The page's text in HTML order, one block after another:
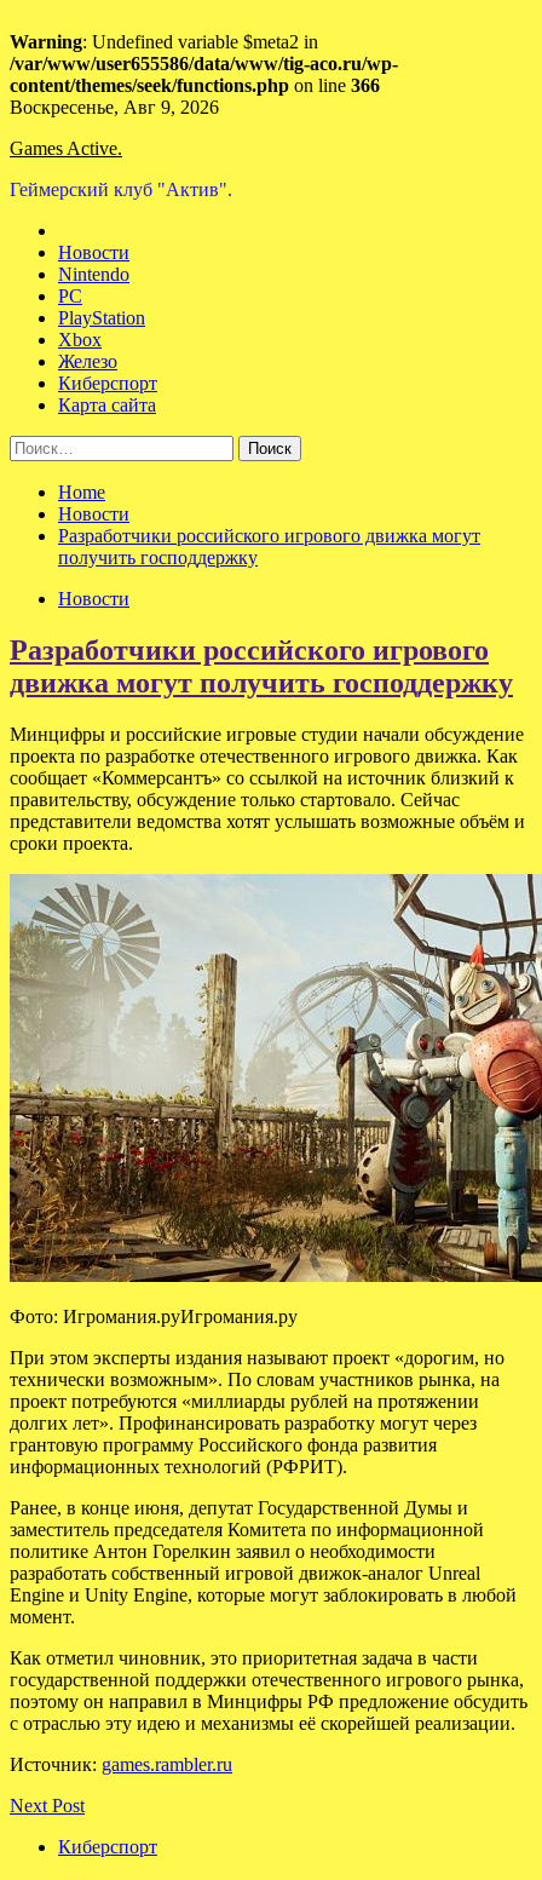
Warning: Undefined variable $meta2 in
/var/www/user655586/data/www/tig-aco.ru/wp-
content/themes/seek/functions.php on line 366
Skip
content
Воскресенье, Авг 9, 2026
Games Active.
Геймерский клуб "Актив".
Новости
Nintendo
PC
PlayStation
Xbox
Железо
Киберспорт
Карта сайта
Найти:
Home
Новости
Разработчики российского игрового движка могут
получить господдержку
Новости
Разработчики российского игрового
движка могут получить господдержку
Минцифры и российские игровые студии начали обсуждение
проекта по разработке отечественного игрового движка. Как
сообщает «Коммерсантъ» со ссылкой на источник близкий к
правительству, обсуждение только стартовало. Сейчас
представители ведомства хотят услышать возможные объём и
сроки проекта.
Фото: Игромания.руИгромания.ру
При этом эксперты издания называют проект «дорогим, но
технически возможным». По словам участников рынка, на
проект потребуются «миллиарды рублей на протяжении
долгих лет». Профинансировать разработку могут через
грантовую программу Российского фонда развития
информационных технологий (РФРИТ).
Ранее, в конце июня, депутат Государственной Думы и
заместитель председателя Комитета по информационной
политике Антон Горелкин заявил о необходимости
разработать собственный игровой движок-аналог Unreal
Engine и Unity Engine, которые могут заблокировать в любой
момент.
Как отметил чиновник, это приоритетная задача в части
государственной поддержки отечественного игрового рынка,
поэтому он направил в Минцифры РФ предложение обсудить
с отраслью эту идею и механизмы её скорейшей реализации.
Источник: games.rambler.ru
Next Post
Киберспорт